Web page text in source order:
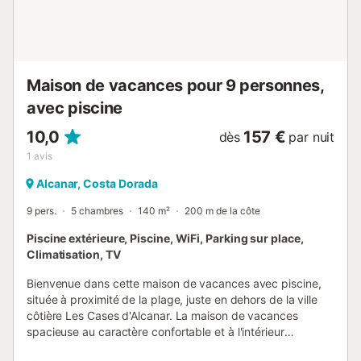
Maison de vacances pour 9 personnes,
avec piscine
10,0
1 avis
dès 157 € par nuit
Alcanar, Costa Dorada
9 pers. 5 chambres 140 m² 200 m de la côte
Piscine extérieure, Piscine, WiFi, Parking sur place,
Climatisation, TV
Bienvenue dans cette maison de vacances avec piscine,
située à proximité de la plage, juste en dehors de la ville
côtière Les Cases d'Alcanar. La maison de vacances
spacieuse au caractère confortable et à l'intérieur